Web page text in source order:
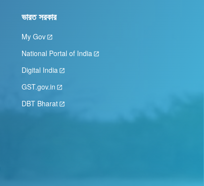
ভারত সরকার
My Gov
National Portal of India
Digital India
GST.gov.in
DBT Bharat